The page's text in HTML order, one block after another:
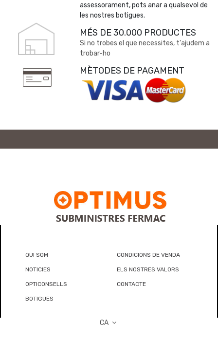
assessorament, pots anar a qualsevol de
les nostres botigues.
MÉS DE 30.000 PRODUCTES
Si no trobes el que necessites, t'ajudem a
trobar-ho
MÈTODES DE PAGAMENT
QUI SOM CONDICIONS DE VENDA
NOTICIES ELS NOSTRES VALORS
OPTICONSELLS CONTACTE
BOTIGUES
CA